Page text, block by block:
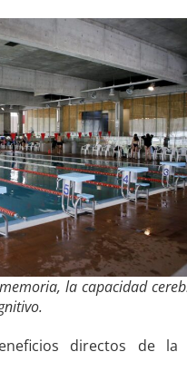
la capacidad
directos de la